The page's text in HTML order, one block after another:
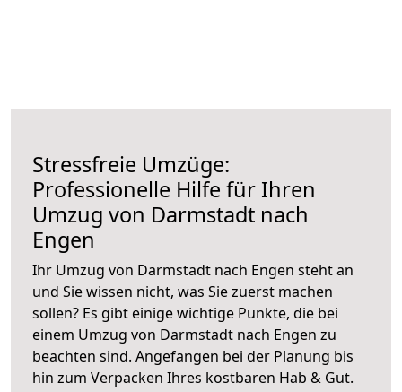
Stressfreie Umzüge:
Professionelle Hilfe für Ihren
Umzug von Darmstadt nach
Engen
Ihr Umzug von Darmstadt nach Engen steht an
und Sie wissen nicht, was Sie zuerst machen
sollen? Es gibt einige wichtige Punkte, die bei
einem Umzug von Darmstadt nach Engen zu
beachten sind. Angefangen bei der Planung bis
hin zum Verpacken Ihres kostbaren Hab & Gut.